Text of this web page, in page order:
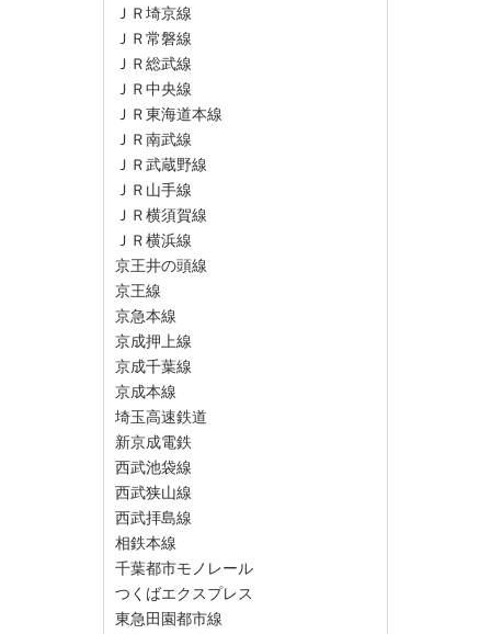
ＪＲ埼京線
ＪＲ常磐線
ＪＲ総武線
ＪＲ中央線
ＪＲ東海道本線
ＪＲ南武線
ＪＲ武蔵野線
ＪＲ山手線
ＪＲ横須賀線
ＪＲ横浜線
京王井の頭線
京王線
京急本線
京成押上線
京成千葉線
京成本線
埼玉高速鉄道
新京成電鉄
西武池袋線
西武狭山線
西武拝島線
相鉄本線
千葉都市モノレール
つくばエクスプレス
東急田園都市線